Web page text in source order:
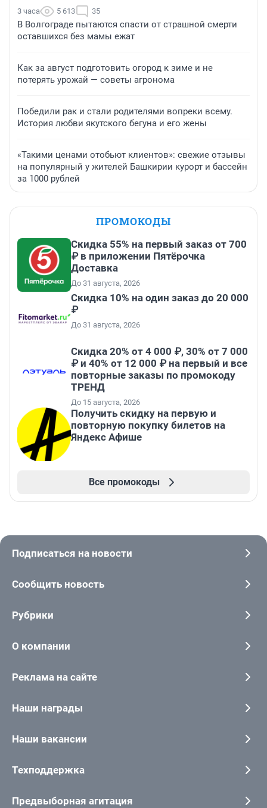
3 часа 5 613 35
В Волгограде пытаются спасти от страшной смерти
оставшихся без мамы ежат
Как за август подготовить огород к зиме и не
потерять урожай — советы агронома
Победили рак и стали родителями вопреки всему.
История любви якутского бегуна и его жены
«Такими ценами отобьют клиентов»: свежие отзывы
на популярный у жителей Башкирии курорт и бассейн
за 1000 рублей
ПРОМОКОДЫ
Скидка 55% на первый заказ от 700
₽ в приложении Пятёрочка
Доставка
До 31 августа, 2026
Скидка 10% на один заказ до 20 000
₽
До 31 августа, 2026
Скидка 20% от 4 000 ₽, 30% от 7 000
₽ и 40% от 12 000 ₽ на первый и все
повторные заказы по промокоду
ТРЕНД
До 15 августа, 2026
Получить скидку на первую и
повторную покупку билетов на
Яндекс Афише
Все промокоды
Подписаться на новости
Сообщить новость
Рубрики
О компании
Реклама на сайте
Наши награды
Наши вакансии
Техподдержка
Предвыборная агитация